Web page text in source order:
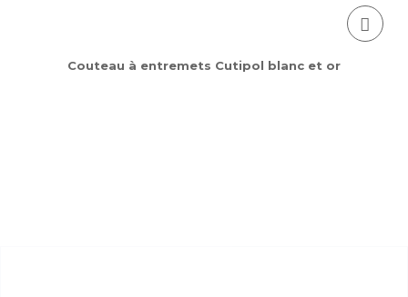
Couteau à entremets Cutipol blanc et or